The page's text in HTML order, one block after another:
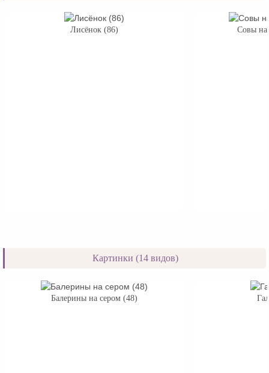
Лисёнок (86) Совы на
Картинки (14 видов)
Балерины на сером (48)